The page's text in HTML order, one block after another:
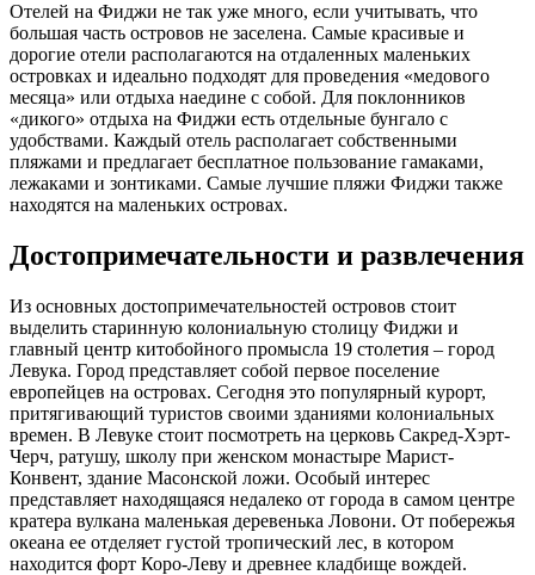
Отелей на Фиджи не так уже много, если учитывать, что
большая часть островов не заселена. Самые красивые и
дорогие отели располагаются на отдаленных маленьких
островках и идеально подходят для проведения «медового
месяца» или отдыха наедине с собой. Для поклонников
«дикого» отдыха на Фиджи есть отдельные бунгало с
удобствами. Каждый отель располагает собственными
пляжами и предлагает бесплатное пользование гамаками,
лежаками и зонтиками. Самые лучшие пляжи Фиджи также
находятся на маленьких островах.
Достопримечательности и развлечения
Из основных достопримечательностей островов стоит
выделить старинную колониальную столицу Фиджи и
главный центр китобойного промысла 19 столетия – город
Левука. Город представляет собой первое поселение
европейцев на островах. Сегодня это популярный курорт,
притягивающий туристов своими зданиями колониальных
времен. В Левуке стоит посмотреть на церковь Сакред-Хэрт-
Черч, ратушу, школу при женском монастыре Марист-
Конвент, здание Масонской ложи. Особый интерес
представляет находящаяся недалеко от города в самом центре
кратера вулкана маленькая деревенька Ловони. От побережья
океана ее отделяет густой тропический лес, в котором
находится форт Коро-Леву и древнее кладбище вождей.